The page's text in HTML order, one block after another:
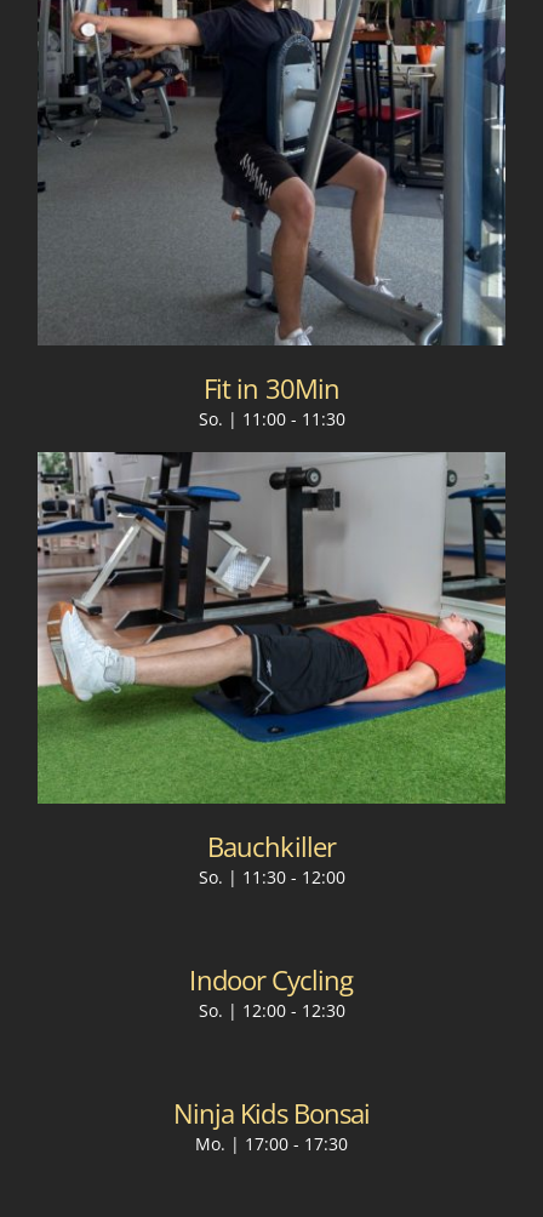
Fit in 30Min
So. | 11:00- 11:30
Bauchkiller
So. | 11:30- 12:00
Indoor Cycling
So. | 12:00- 12:30
Ninja Kids Bonsai
Mo. | 17:00 - 17:30